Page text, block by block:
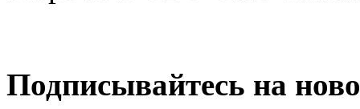
Подписывайтесь на